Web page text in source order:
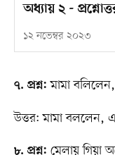
অধ্যায় ২ -
১২ নভেম্বর ২০২৩
৭. প্রশ্ন: মামা
উত্তর: মামা বললেন,
৮. প্রশ্ন: মেলায় গিয়া